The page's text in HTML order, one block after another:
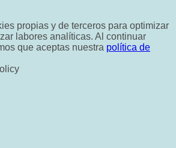
propias y de terceros para optimizar
labores analíticas. Al continuar
que aceptas nuestra política de